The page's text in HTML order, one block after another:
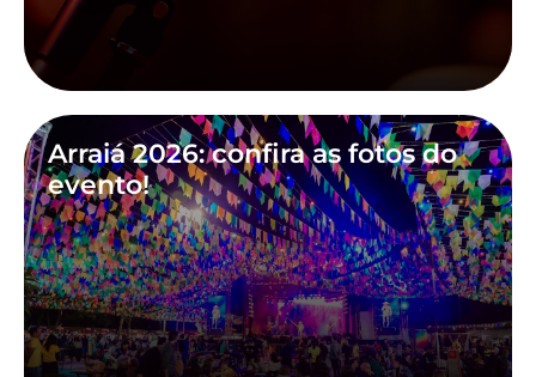
Arraiá 2026: confira as fotos do
evento!